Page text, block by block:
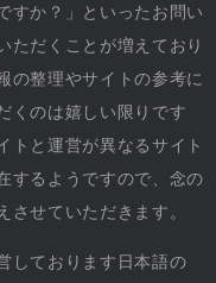
すか？」といったお問い
ただくことが増えており
の整理やサイトの参考に
くのは嬉しい限りです
トと運営が異なるサイト
するようですので、念の
させていただきます。
しております日本語の